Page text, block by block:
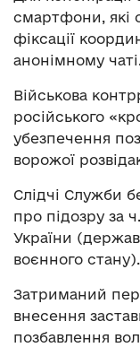
смартфони, які
фіксації
анонімному
Військова
російського
убезпечення
ворожої
Слідчі Служби
про підозру за
України
воєнного стану).
Затриманий
внесення
позбавлення